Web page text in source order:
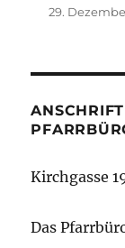
29.
Kirchgasse
Das